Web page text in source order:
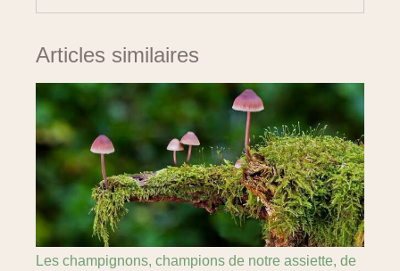
Articles similaires
Les champignons, champions de notre assiette, de